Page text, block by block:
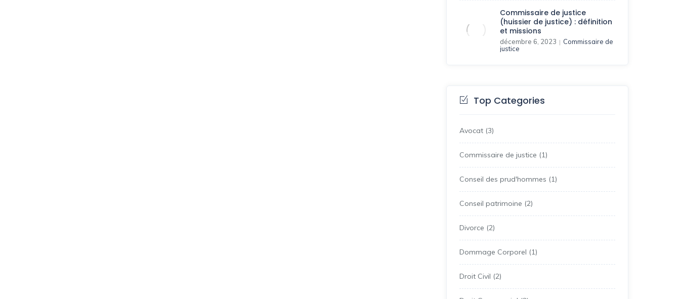
Commissaire de justice
(huissier de justice) : définition
et missions
décembre 6, 2023 | Commissaire de
justice
Top Categories
Avocat (3)
Commissaire de justice (1)
Conseil des prud'hommes (1)
Conseil patrimoine (2)
Divorce (2)
Dommage Corporel (1)
Droit Civil (2)